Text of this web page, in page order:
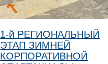
1-й РЕГИОНАЛЬНЫЙ
ЭТАП ЗИМНЕЙ
КОРПОРАТИВНОЙ